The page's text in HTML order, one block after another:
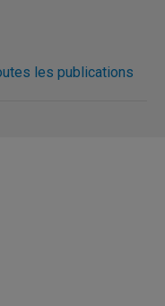
les publications